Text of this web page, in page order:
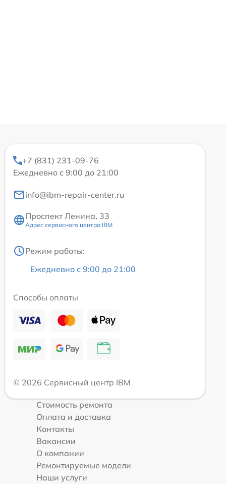
+7 (831) 231-09-76
Ежедневно с 9:00 до 21:00
info@ibm-repair-center.ru
Проспект Ленина, 33
Адрес сервисного центра IBM
Режим работы:
Ежедневно с 9:00 до 21:00
Способы оплаты
© 2026 Сервисный центр IBM
Стоимость ремонта
Оплата и доставка
Контакты
Вакансии
О компании
Ремонтируемые модели
Наши услуги